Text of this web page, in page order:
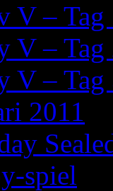
V – Tag
V – Tag
V – Tag
2011
spiel